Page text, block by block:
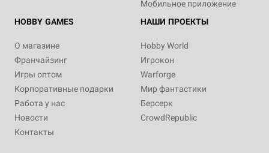
Мобильное приложение
HOBBY GAMES
О магазине
Франчайзинг
Игры оптом
Корпоративные подарки
Работа у нас
Новости
Контакты
НАШИ ПРОЕКТЫ
Hobby World
Игрокон
Warforge
Мир фантастики
Берсерк
CrowdRepublic